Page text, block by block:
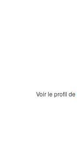
Voir le profil de